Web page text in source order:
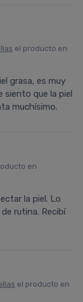
el producto en
grasa, es muy
siento que la piel
muchísimo.
en
la piel. Lo
rutina. Recibí
el producto en